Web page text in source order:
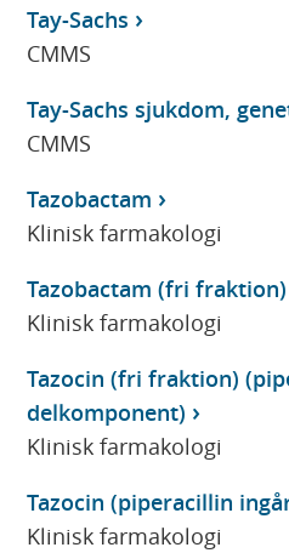
Tay-Sachs
CMMS
Tay-Sachs sjukdom,
CMMS
Tazobactam
Klinisk farmakologi
Tazobactam (fri fraktion)
Klinisk farmakologi
Tazocin (fri fraktion)
delkomponent)
Klinisk farmakologi
Tazocin (piperacillin
Klinisk farmakologi